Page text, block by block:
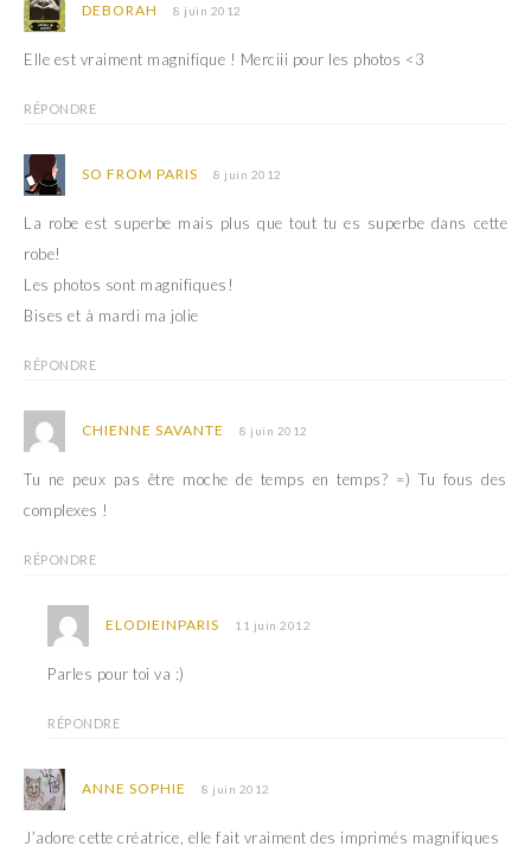
DEBORAH 8 juin 2012
Elle est vraiment magnifique ! Merciii pour les photos <3
RÉPONDRE
SO FROM PARIS 8 juin 2012
La robe est superbe mais plus que tout tu es superbe dans cette
robe!
Les photos sont magnifiques!
Bises et à mardi ma jolie
RÉPONDRE
CHIENNE SAVANTE 8 juin 2012
Tu ne peux pas être moche de temps en temps? =) Tu fous des
complexes !
RÉPONDRE
ELODIEINPARIS 11 juin 2012
Parles pour toi va :)
RÉPONDRE
ANNE SOPHIE 8 juin 2012
J’adore cette créatrice, elle fait vraiment des imprimés magnifiques